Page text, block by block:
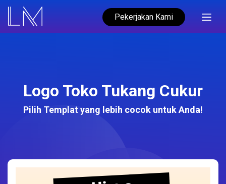
Pekerjakan Kami
Logo Toko Tukang Cukur
Pilih Templat yang lebih cocok untuk Anda!